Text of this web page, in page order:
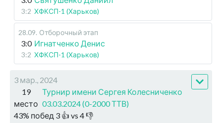
3:2 ХФКСП-1 (Харьков)
28.09. Отборочный этап
3:0 Игнатченко Денис
3:2 ХФКСП-1 (Харьков)
3 мар., 2024
19
место
Турнир имени Сергея Колесниченко
03.03.2024 (0-2000 ТТВ)
43% побед 3 👍 vs 4👎